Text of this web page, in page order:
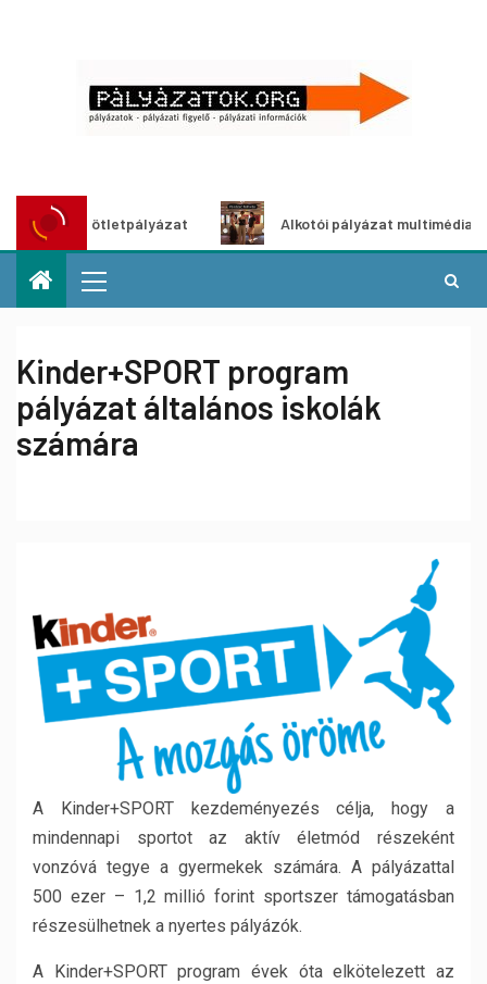
ötletpályázat Alkotói pályázat multimédia-kiállításhoz
Kinder+SPORT program
pályázat általános iskolák
számára
A Kinder+SPORT kezdeményezés célja, hogy a
mindennapi sportot az aktív életmód részeként
vonzóvá tegye a gyermekek számára. A pályázattal
500 ezer – 1,2 millió forint sportszer támogatásban
részesülhetnek a nyertes pályázók.
A Kinder+SPORT program évek óta elkötelezett az